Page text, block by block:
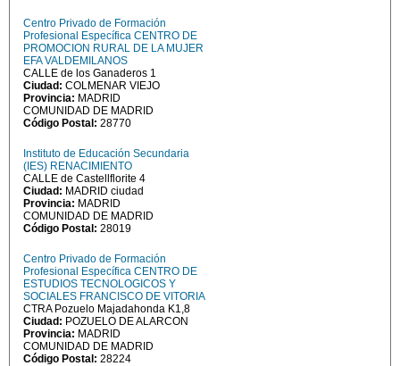
Centro Privado de Formación
Profesional Específica CENTRO DE
PROMOCION RURAL DE LA MUJER
EFA VALDEMILANOS
CALLE de los Ganaderos 1
Ciudad: COLMENAR VIEJO
Provincia: MADRID
COMUNIDAD DE MADRID
Código Postal: 28770
Instituto de Educación Secundaria
(IES) RENACIMIENTO
CALLE de Castellflorite 4
Ciudad: MADRID ciudad
Provincia: MADRID
COMUNIDAD DE MADRID
Código Postal: 28019
Centro Privado de Formación
Profesional Específica CENTRO DE
ESTUDIOS TECNOLOGICOS Y
SOCIALES FRANCISCO DE VITORIA
CTRA Pozuelo Majadahonda K1,8
Ciudad: POZUELO DE ALARCON
Provincia: MADRID
COMUNIDAD DE MADRID
Código Postal: 28224